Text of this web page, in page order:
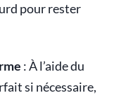
pour rester
: À l’aide du
si nécessaire,